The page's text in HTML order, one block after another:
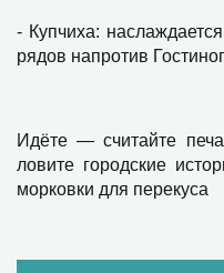
- Купчиха:
рядов напротив
Идёте — считайте
ловите городские
морковки для перекуса